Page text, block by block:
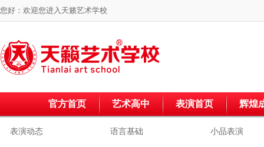
您好：欢迎您进入 天籁艺术学校
官方首页 艺术高中 表演首页 辉煌
表演动态 语言基础 小品表演